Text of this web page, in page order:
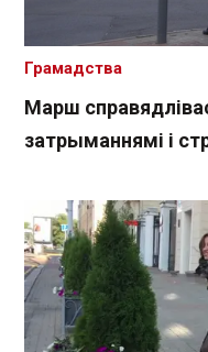
Марш
затрыманнямі і
Грамадства